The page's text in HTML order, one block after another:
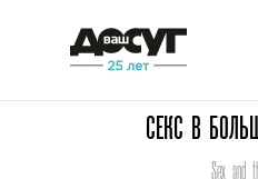
СЕКС В
Sex and